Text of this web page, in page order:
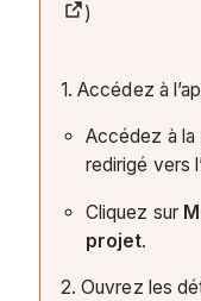
)
1. Accédez à
Accédez à la
redirigé vers
Cliquez sur
projet.
2. Ouvrez les